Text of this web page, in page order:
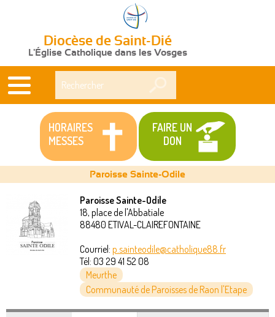
Diocèse de Saint-Dié
L'Église Catholique dans les Vosges
HORAIRES
MESSES
FAIRE UN
DON
Vous
êtes
Paroisse Sainte-Odile
Paroisse Sainte-Odile
18, place de l'Abbatiale
88480 ETIVAL-CLAIREFONTAINE
Courriel: p.sainteodile@catholique88.fr
Tél: 03 29 41 52 08
Meurthe
Communauté de Paroisses de Raon l'Etape